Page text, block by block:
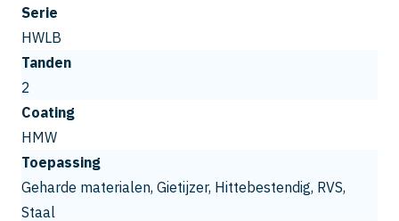
Serie
HWLB
Tanden
2
Coating
HMW
Toepassing
Geharde materialen, Gietijzer, Hittebestendig, RVS,
Staal